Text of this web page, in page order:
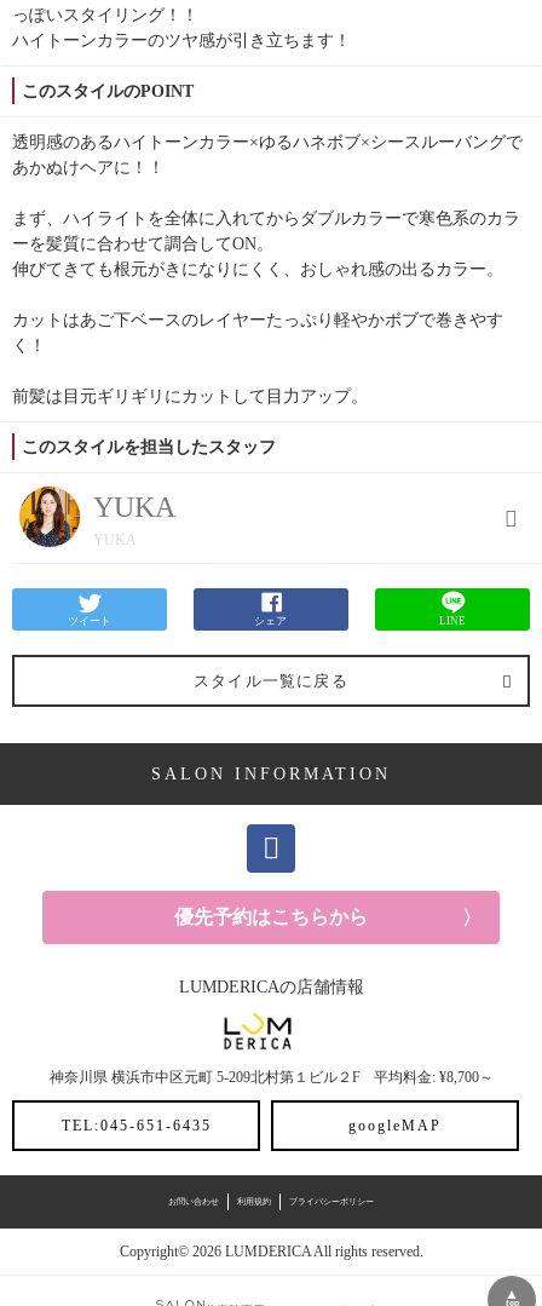
っぽいスタイリング！！
ハイトーンカラーのツヤ感が引き立ちます！
このスタイルのPOINT
透明感のあるハイトーンカラー×ゆるハネボブ×シースルーバングで
あかぬけヘアに！！
まず、ハイライトを全体に入れてからダブルカラーで寒色系のカラ
ーを髪質に合わせて調合してON。
伸びてきても根元がきになりにくく、おしゃれ感の出るカラー。
カットはあご下ベースのレイヤーたっぷり軽やかボブで巻きやす
く！
前髪は目元ギリギリにカットして目力アップ。
このスタイルを担当したスタッフ
YUKA
YUKA
ツイート シェア LINE
スタイル一覧に戻る
SALON INFORMATION
優先予約はこちらから
LUMDERICAの店舗情報
神奈川県 横浜市中区元町 5-209北村第１ビル２F 平均料金: ¥8,700～
TEL:045-651-6435 googleMAP
お問い合わせ 利用規約 プライバシーポリシー
Copyright© 2026 LUMDERICA All rights reserved.
▲
top